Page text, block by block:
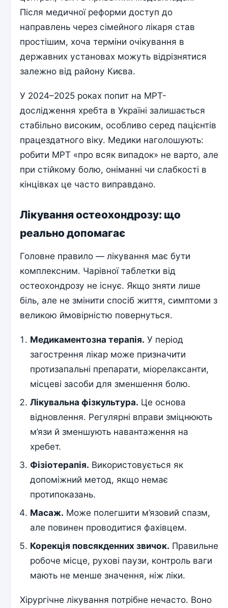
Після медичної реформи доступ до
направлень через сімейного лікаря став
простішим, хоча терміни очікування в
державних установах можуть відрізнятися
залежно від району Києва.
У 2024–2025 роках попит на МРТ-
дослідження хребта в Україні залишається
стабільно високим, особливо серед пацієнтів
працездатного віку. Медики наголошують:
робити МРТ «про всяк випадок» не варто, але
при стійкому болю, оніманні чи слабкості в
кінцівках це часто виправдано.
Лікування остеохондрозу: що
реально допомагає
Головне правило — лікування має бути
комплексним. Чарівної таблетки від
остеохондрозу не існує. Якщо зняти лише
біль, але не змінити спосіб життя, симптоми з
великою ймовірністю повернуться.
Медикаментозна терапія. У період
загострення лікар може призначити
протизапальні препарати, міорелаксанти,
місцеві засоби для зменшення болю.
Лікувальна фізкультура. Це основа
відновлення. Регулярні вправи зміцнюють
м’язи й зменшують навантаження на
хребет.
Фізіотерапія. Використовується як
допоміжний метод, якщо немає
протипоказань.
Масаж. Може полегшити м’язовий спазм,
але повинен проводитися фахівцем.
Корекція повсякденних звичок. Правильне
робоче місце, рухові паузи, контроль ваги
мають не менше значення, ніж ліки.
Хірургічне лікування потрібне нечасто. Воно